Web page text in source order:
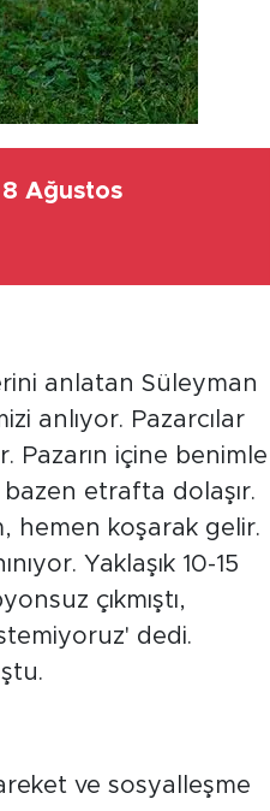
Antalya'da nöbetçi eczaneler: 8 Ağustos
anlatan Süleyman
anlıyor. Pazarcılar
Pazarın içine benimle
etrafta dolaşır.
hemen koşarak gelir.
Yaklaşık 10-15
çıkmıştı,
dedi.
ve sosyalleşme